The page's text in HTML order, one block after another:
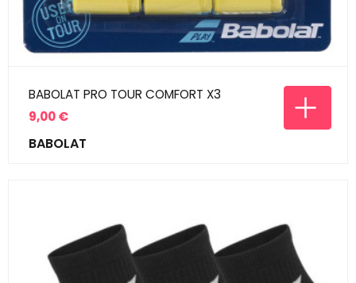
BABOLAT PRO TOUR COMFORT X3
Prix
9,00 €
BABOLAT